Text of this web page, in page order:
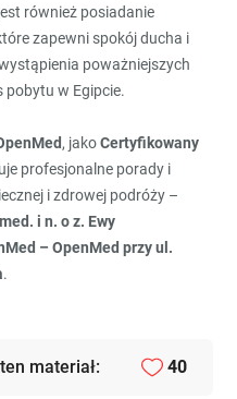
również posiadanie
zapewni spokój ducha i
poważniejszych
w Egipcie.
, jakoCertyfikowany
profesjonalne porady i
i zdrowej podróży –
i n. o z. Ewy
– OpenMed przy ul.
.
materiał: 40